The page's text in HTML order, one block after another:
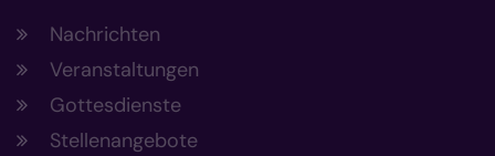
Nachrichten
Veranstaltungen
Gottesdienste
Stellenangebote